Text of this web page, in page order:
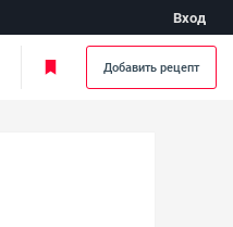
Вход
Добавить рецепт